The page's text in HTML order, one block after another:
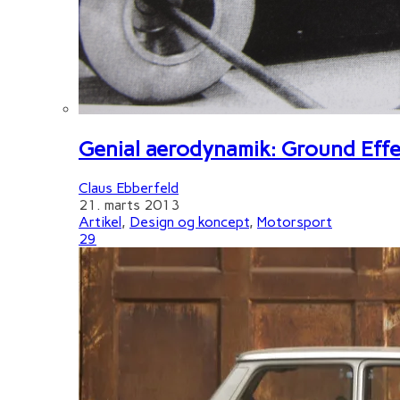
Genial aerodynamik: Ground
Claus Ebberfeld
21. marts 2013
Artikel, Design og koncept, Motorsport
29